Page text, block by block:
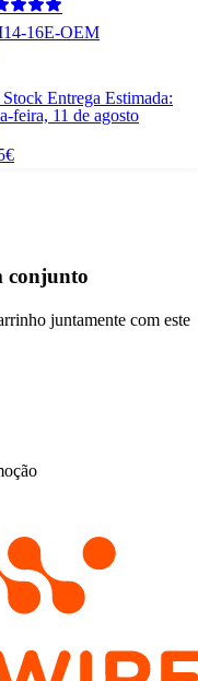
16E-OEM
Entrega Estimada:
feira, 11 de agosto
conjunto
juntamente com este